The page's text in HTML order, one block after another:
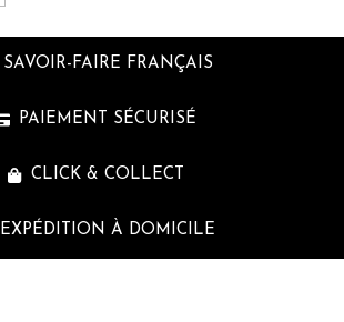
SAVOIR-FAIRE FRANÇAIS
PAIEMENT SÉCURISÉ
CLICK & COLLECT
EXPÉDITION À DOMICILE